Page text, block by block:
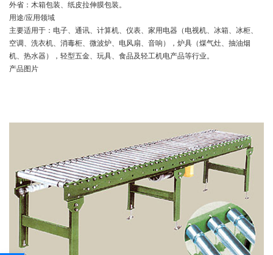
外省：木箱包装、纸皮拉伸膜包装。
用途/应用领域
主要适用于：电子、通讯、计算机、仪表、家用电器（电视机、冰箱、冰柜、
空调、洗衣机、消毒柜、微波炉、电风扇、音响），炉具（煤气灶、抽油烟
机、热水器），轻型五金、玩具、食品及轻工机电产品等行业。
产品图片